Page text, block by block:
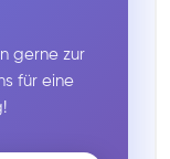
gerne zur
für eine